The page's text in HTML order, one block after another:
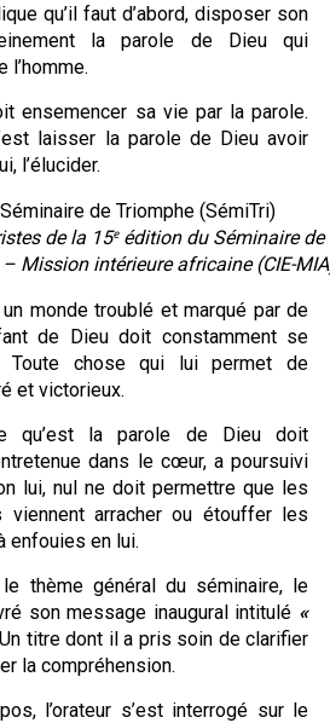
qu’il faut d’abord, disposer son
la parole de Dieu qui
ensemencer sa vie par la parole.
laisser la parole de Dieu avoir
l’élucider.
de la 15ᵉ édition du Séminaire
Mission intérieure africaine (CIE-
monde troublé et marqué par de
de Dieu doit constamment se
Toute chose qui lui permet de
et victorieux.
qu’est la parole de Dieu doit
dans le cœur, a poursuivi
lui, nul ne doit permettre que les
viennent arracher ou étouffer les
enfouies en lui.
thème général du séminaire, le
son message inaugural intitulé «
Un titre dont il a pris soin de clarifier
la compréhension.
l’orateur s’est interrogé sur le